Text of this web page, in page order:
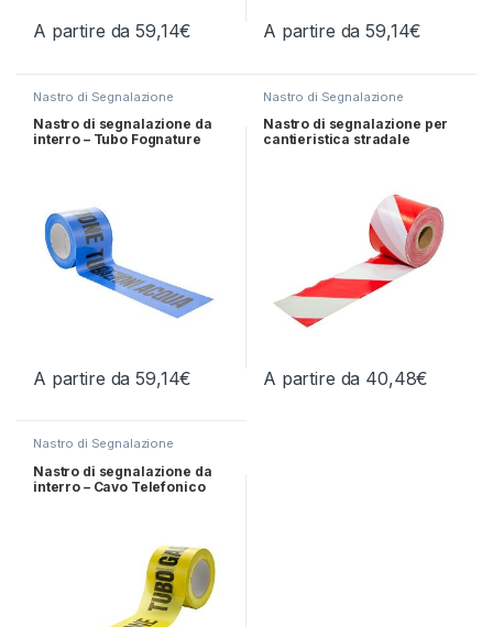
A partire da59,14€ A partire da59,14€
Nastro di Segnalazione
Nastro di segnalazione da
interro – Tubo Fognature
A partire da59,14€
Nastro di Segnalazione
Nastro di segnalazione per
cantieristica stradale
A partire da 40,48€
Nastro di Segnalazione
Nastro di segnalazione da
interro – Cavo Telefonico